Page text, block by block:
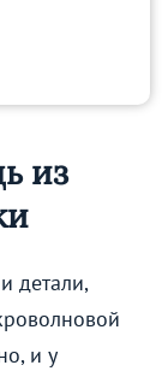
из
детали,
и у